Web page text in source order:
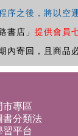
序之後，將以空
書店」 提供會員
內寄回，且商品
市專區
書分類法
習平台